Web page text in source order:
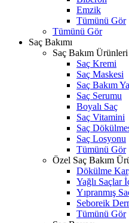
Emzik
Tümünü Gör
Tümünü Gör
Saç Bakımı
Saç Bakım Ürünleri
Saç Kremi
Saç Maskesi
Saç Bakım
Saç Serumu
Boyalı Saç
Saç Vitamini
Saç
Saç Losyonu
Tümünü Gör
Özel Saç Bakım
Dökülme
Yağlı Saçlar
Yıpranmış
Seboreik
Tümünü Gör